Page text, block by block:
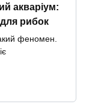
акваріум:
рибок
феномен.